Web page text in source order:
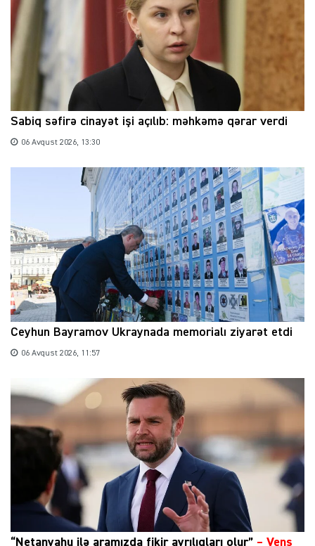
Sabiq səfirə cinayət işi açılıb: məhkəmə qərar verdi
06 Avqust 2026, 13:30
Ceyhun Bayramov Ukraynada memorialı ziyarət etdi
06 Avqust 2026, 11:57
“Netanyahu ilə aramızda fikir ayrılıqları olur” – Vens